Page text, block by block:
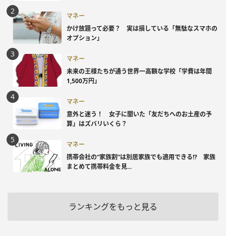
マネー
かけ放題って必要？ 実は損している「無駄なスマホの
オプション」
マネー
未来の王様たちが通う世界一高額な学校「学費は年間
1,500万円」
マネー
意外と迷う！ 女子に聞いた「友だちへのお土産の予
算」はズバリいくら？
マネー
携帯会社の“家族割”は別居家族でも適用できる!? 家族
まとめて携帯料金を見...
ランキングをもっと見る